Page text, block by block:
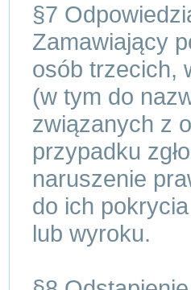
§7
Zamawiający
osób trzecich,
(w tym do
związanych z
przypadku
naruszenie
do ich
lub wyroku.